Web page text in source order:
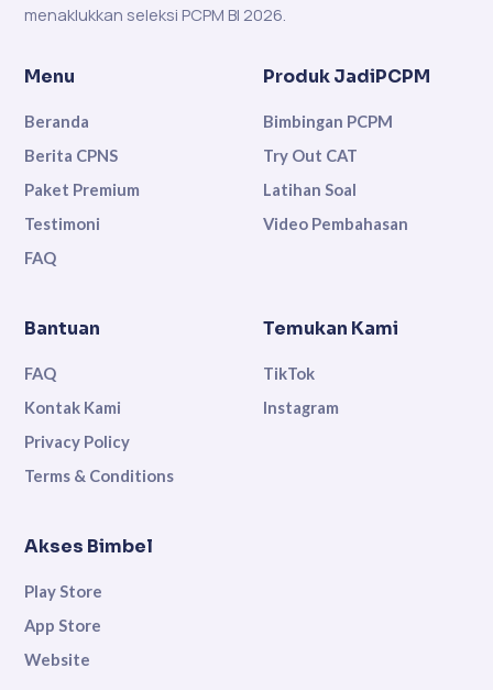
menaklukkan seleksi PCPM BI 2026.
Menu
Beranda
Berita CPNS
Paket Premium
Testimoni
FAQ
Produk JadiPCPM
Bimbingan PCPM
Try Out CAT
Latihan Soal
Video Pembahasan
Bantuan
FAQ
Kontak Kami
Privacy Policy
Terms & Conditions
Temukan Kami
TikTok
Instagram
Akses Bimbel
Play Store
App Store
Website